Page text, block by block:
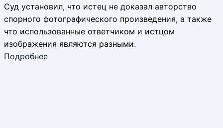
Суд установил, что истец не доказал авторство
спорного фотографического произведения, а также
что использованные ответчиком и истцом
изображения являются разными.
Подробнее